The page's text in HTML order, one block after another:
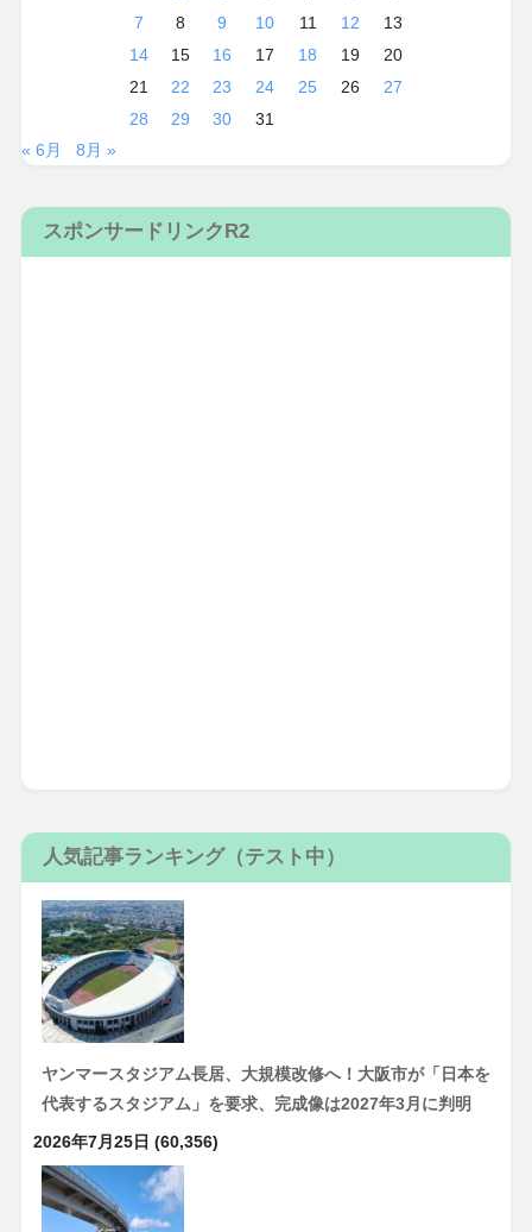
7
8 9 10 11 12
13
14
15 16 17 18 19
20
21
22 23 24 25 26
27
28
29 30
31
« 6月
8月 »
スポンサードリンクR2
人気記事ランキング（テスト中）
ヤンマースタジアム長居、大規模改修へ！大阪市が「日本を
代表するスタジアム」を要求、完成像は2027年3月に判明
2026年7月25日 (60,356)